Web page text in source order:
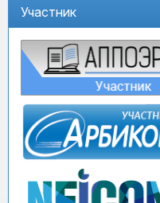
Участник